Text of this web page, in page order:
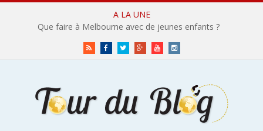
A LA UNE
Que faire à Melbourne avec de jeunes enfants ?
RSS FacebookTwitterGoogle+YoutubeInstagram